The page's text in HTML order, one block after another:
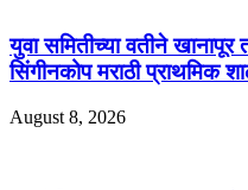
युवा समितीच्या वतीने
सिंगीनकोप मराठी प्राथमिक
August 8, 2026